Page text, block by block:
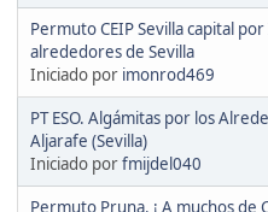
Permuto CEIP Sevilla capital por
alrededores de Sevilla
Iniciado por imonrod469
PT ESO. Algámitas por los
Aljarafe (Sevilla)
Iniciado porfmijdel040
Permuto Pruna. ¡ A muchos de